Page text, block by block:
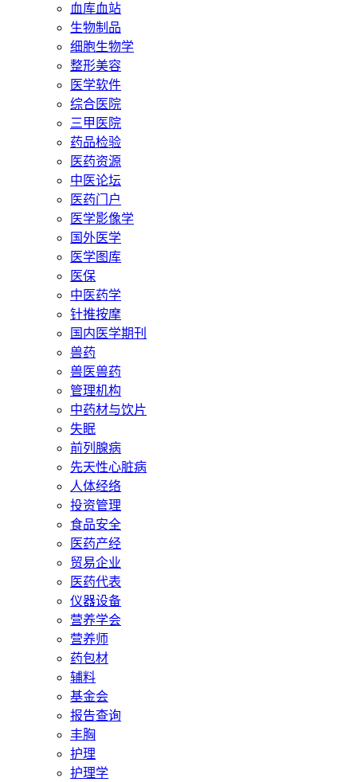
血库血站
生物制品
细胞生物学
整形美容
医学软件
综合医院
三甲医院
药品检验
医药资源
中医论坛
医药门户
医学影像学
国外医学
医学图库
医保
中医药学
针推按摩
国内医学期刊
兽药
兽医兽药
管理机构
中药材与饮片
失眠
前列腺病
先天性心脏病
人体经络
投资管理
食品安全
医药产经
贸易企业
医药代表
仪器设备
营养学会
营养师
药包材
辅料
基金会
报告查询
丰胸
护理
护理学